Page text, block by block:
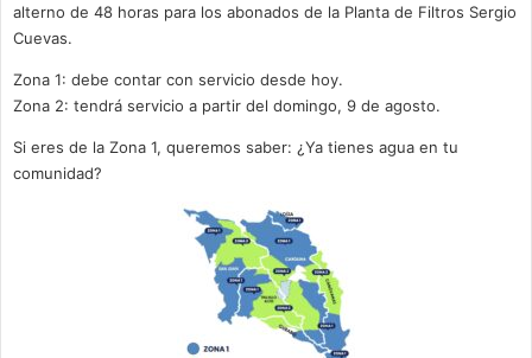
alterno de 48 horas para los abonados de la Planta de Filtros Sergio
Cuevas.
Zona 1: debe contar con servicio desde hoy.
Zona 2: tendrá servicio a partir del domingo, 9 de agosto.
Si eres de la Zona 1, queremos saber: ¿Ya tienes agua en tu
comunidad?